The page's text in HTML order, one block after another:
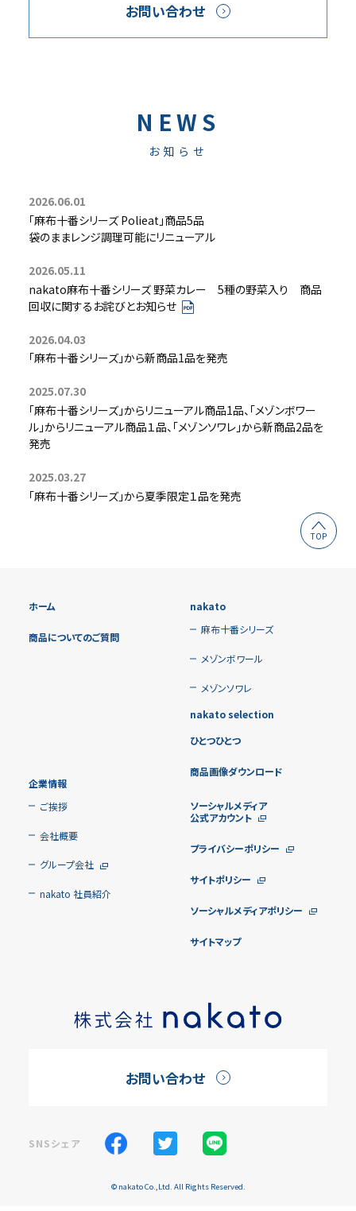
お問い合わせ
NEWS
お知らせ
2026.06.01
「麻布十番シリーズ Polieat」商品5品
袋のままレンジ調理可能にリニューアル
2026.05.11
nakato麻布十番シリーズ 野菜カレー 5種の野菜入り 商品
回収に関するお詫びとお知らせ
2026.04.03
「麻布十番シリーズ」から新商品1品を発売
2025.07.30
「麻布十番シリーズ」からリニューアル商品1品、 「メゾンボワー
ル」からリニューアル商品１品、 「メゾンソワレ」から新商品2品を
発売
2025.03.27
「麻布十番シリーズ」から夏季限定１品を発売
お問い合わせ
SNSシェア
© nakato Co.,Ltd. All Rights Reserved.
ホーム
商品についてのご質問
nakato
麻布十番シリーズ
メゾンボワール
メゾンソワレ
nakato selection
ひとつひとつ
商品画像ダウンロード
企業情報
ご挨拶
会社概要
グループ会社
nakato 社員紹介
ソーシャルメディア
公式アカウント
プライバシーポリシー
サイトポリシー
ソーシャルメディアポリシー
サイトマップ
TOP